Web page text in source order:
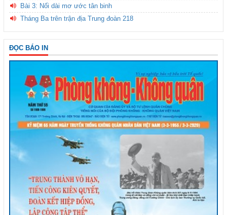
Bài 3: Nối dài mơ ước tân binh
Tháng Ba trên trận địa Trung đoàn 218
ĐỌC BÁO IN